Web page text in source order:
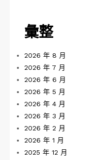
彙整
2026 年 8 月
2026 年 7 月
2026 年 6 月
2026 年 5 月
2026 年 4 月
2026 年 3 月
2026 年 2 月
2026 年 1 月
2025 年 12 月